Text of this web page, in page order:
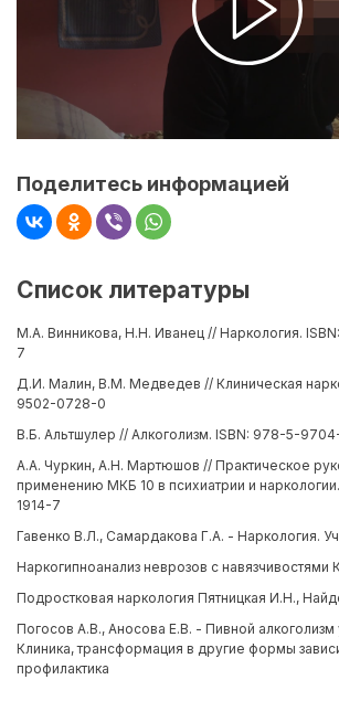
Поделитесь информацией
Список литературы
М.А. Винникова, Н.Н. Иванец // Наркология.
7
Д.И. Малин, В.М. Медведев // Клиническая
9502-0728-0
В.Б. Альтшулер // Алкоголизм. ISBN: 978-5-
А.А. Чуркин, А.Н. Мартюшов // Практическое
применению МКБ 10 в психиатрии и
1914-7
Гавенко В.Л., Самардакова Г.А. - Наркология.
Наркогипноанализ неврозов с
Подростковая наркология Пятницкая И.Н.,
Погосов А.В., Аносова Е.В. - Пивной алкоголизм
Клиника, трансформация в другие формы
профилактика